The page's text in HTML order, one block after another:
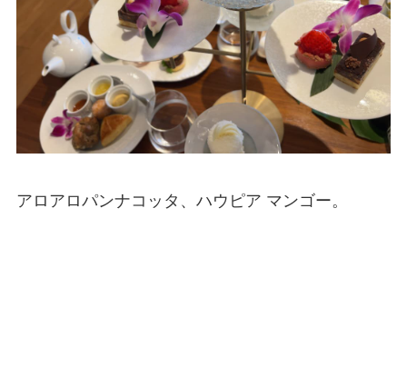
アロアロパンナコッタ、ハウピア マンゴー。